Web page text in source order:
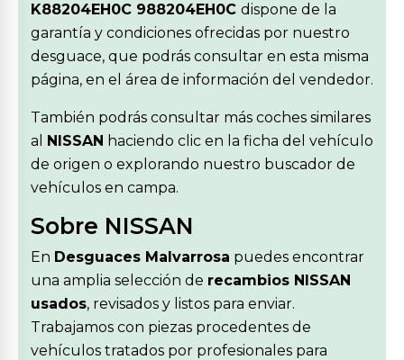
K88204EH0C 988204EH0C dispone de la
garantía y condiciones ofrecidas por nuestro
desguace, que podrás consultar en esta misma
página, en el área de información del vendedor.
También podrás consultar más coches similares
al NISSAN haciendo clic en la ficha del vehículo
de origen o explorando nuestro buscador de
vehículos en campa.
Sobre NISSAN
En Desguaces Malvarrosa puedes encontrar
una amplia selección de recambios NISSAN
usados, revisados y listos para enviar.
Trabajamos con piezas procedentes de
vehículos tratados por profesionales para